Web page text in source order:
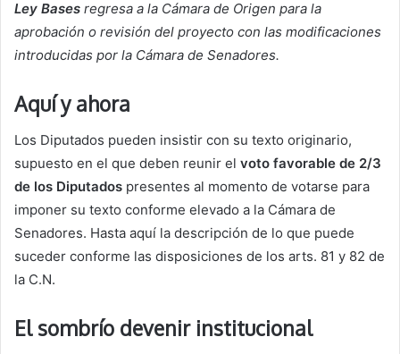
Ley Bases regresa a la Cámara de Origen para la
aprobación o revisión del proyecto con las modificaciones
introducidas por la Cámara de Senadores.
Aquí y ahora
Los Diputados pueden insistir con su texto originario,
supuesto en el que deben reunir el voto favorable de 2/3
de los Diputados presentes al momento de votarse para
imponer su texto conforme elevado a la Cámara de
Senadores. Hasta aquí la descripción de lo que puede
suceder conforme las disposiciones de los arts. 81 y 82 de
la C.N.
El sombrío devenir institucional